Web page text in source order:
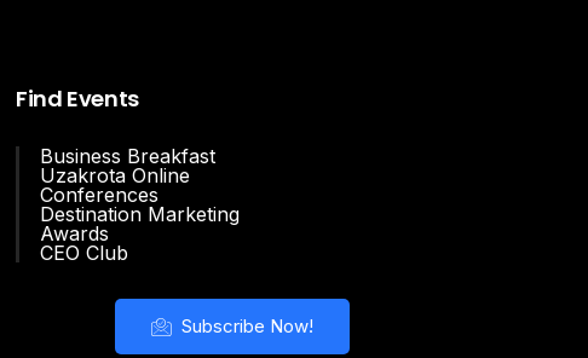
Find Events
Business Breakfast
Uzakrota Online
Conferences
Destination Marketing
Awards
CEO Club
Subscribe Now!